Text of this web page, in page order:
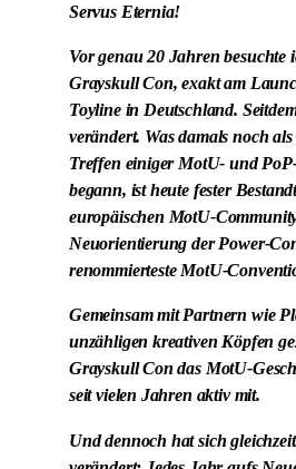
Servus Eternia!
Vor genau 20 Jahren besuchte
Grayskull Con, exakt am
Toyline in Deutschland.
verändert. Was damals noch
Treffen einiger MotU- und
begann, ist heute fester
europäischen MotU-
Neuorientierung der Power-
renommierteste MotU-
Gemeinsam mit Partnern wie
unzähligen kreativen Köpfen
Grayskull Con das MotU-
seit vielen Jahren aktiv mit.
Und dennoch hat sich